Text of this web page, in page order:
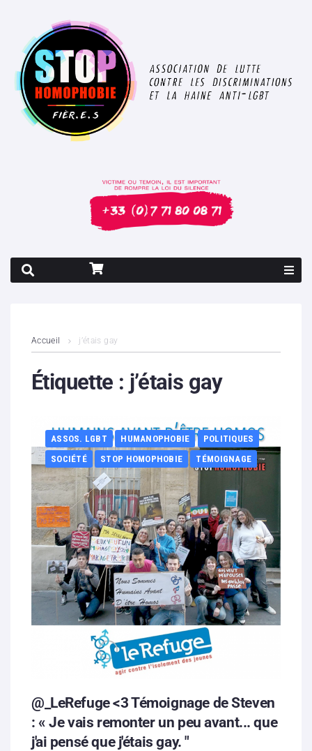
Contenus litigieux
Boutique
Partenaires
Contacts
Hébergement solidaire
Accueil j’étais gay
Étiquette : j’étais gay
ASSOS. LGBT HUMANOPHOBIE
POLITIQUES
SOCIÉTÉ
STOP HOMOPHOBIE TÉMOIGNAGE
@_LeRefuge <3 Témoignage de Steven
: « Je vais remonter un peu avant... que
j'ai pensé que j'étais gay. "